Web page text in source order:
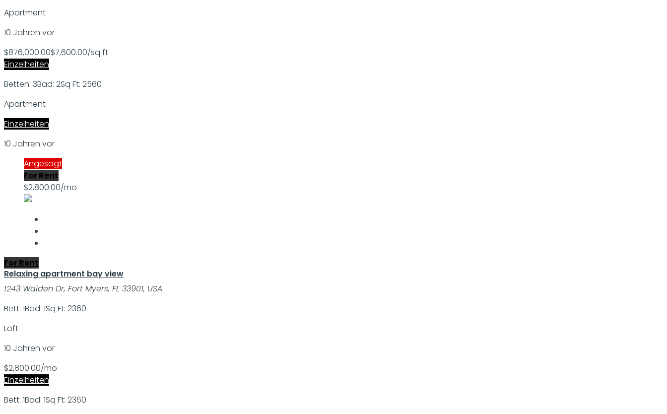
Apartment
10 Jahren vor
$876,000.00$7,600.00/sq ft
Einzelheiten
Betten: 3Bad: 2Sq Ft: 2560
Apartment
Einzelheiten
10 Jahren vor
Angesagt
For Rent
$2,800.00/mo
For Rent
Relaxing apartment bay view
1243 Walden Dr, Fort Myers, FL 33901, USA
Bett: 1Bad: 1Sq Ft: 2360
Loft
10 Jahren vor
$2,800.00/mo
Einzelheiten
Bett: 1Bad: 1Sq Ft: 2360